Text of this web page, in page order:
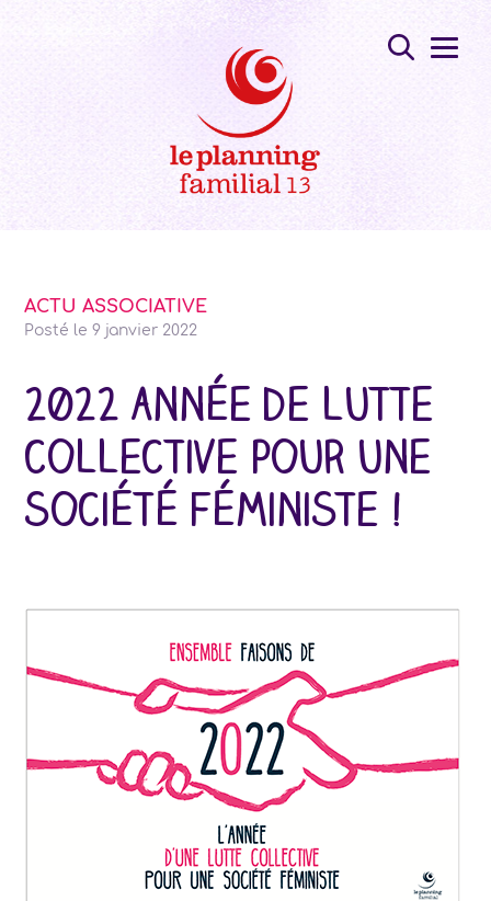
ACTU ASSOCIATIVE
Posté le9 janvier 2022
2022 année de lutte
collective pour une
société féministe !